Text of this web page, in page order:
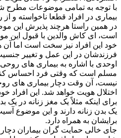
با توجه به تمامی موضوعات مطرح
بیماری در افراد قطعا ناخواسته و
در همین راستا هرچند پذیرش این
است، ای كاش والدین با قبول این
خود این افراد نیز سخت است اما آن
فرزندشان در این عمل و تغییر
اوحدی با اشاره به بیماری های روحی
مسلم است که وقتی فرد احساس
نیست، آن وقت دچار بیماری های
اختلال هویت خواهد شد. این افراد
برای اینکه مثلاً یک مغز زنانه در یک
یک بدن زنانه دارند و این موضوع
برایشان به همراه دارد.
جای خالی حمایت گران بیماران